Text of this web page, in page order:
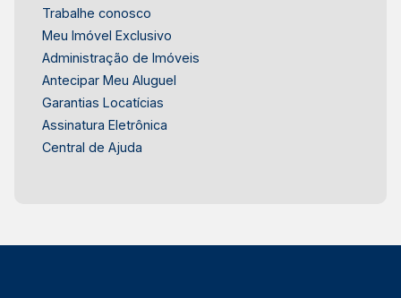
Trabalhe conosco
Meu Imóvel Exclusivo
Administração de Imóveis
Antecipar Meu Aluguel
Garantias Locatícias
Assinatura Eletrônica
Central de Ajuda